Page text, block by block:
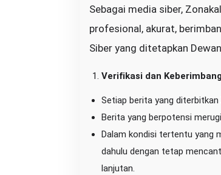
L
H
B
U
Z
Sebagai media siber,
profesional, akurat,
Siber yang ditetapkan
Verifikasi dan
Setiap berita yang diterbitkan
Berita yang berpotensi
Dalam kondisi tertentu yang
dahulu dengan tetap
lanjutan.